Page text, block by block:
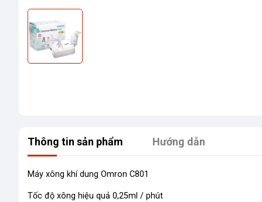
Thông tin sản phẩm Hướng dẫn
Máy xông khí dung Omron C801
Tốc độ xông hiệu quả 0,25ml / phút